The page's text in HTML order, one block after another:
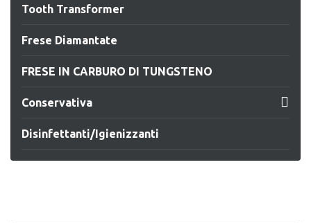
Tooth Transformer
Frese Diamantate
FRESE IN CARBURO DI TUNGSTENO
Conservativa 
Disinfettanti/Igienizzanti